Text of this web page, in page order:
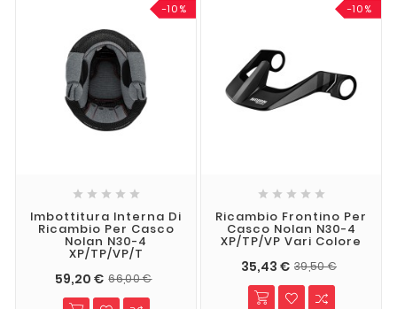
-10%
    
Imbottitura Interna Di
Ricambio Per Casco
Nolan N30-4
XP/TP/VP/T
59,20 € 66,00 €
-10%
    
Ricambio Frontino Per
Casco Nolan N30-4
XP/TP/VP Vari Colore
35,43 € 39,50 €